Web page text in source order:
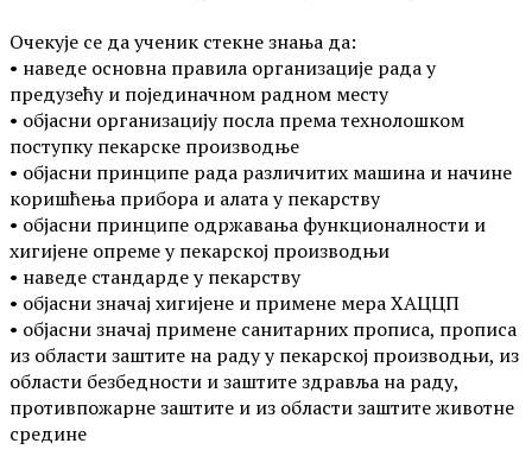
Очекује се да ученик стекне знања да:
• наведе основна правила организације рада у
предузећу и појединачном радном месту
• објасни организацију посла према технолошком
поступку пекарске производње
• објасни принципе рада различитих машина и начине
коришћења прибора и алата у пекарству
• објасни принципе одржавања функционалности и
хигијене опреме у пекарској производњи
• наведе стандарде у пекарству
• објасни значај хигијене и примене мера ХАЦЦП
• објасни значај примене санитарних прописа, прописа
из области заштите на раду у пекарској производњи, из
области безбедности и заштите здравља на раду,
противпожарне заштите и из области заштите животне
средине